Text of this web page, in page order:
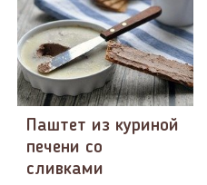
Паштет из куриной
печени со
сливками